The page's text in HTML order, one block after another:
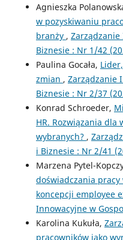
Agnieszka
w pozyskiwaniu
branży , Zarządzanie
Biznesie : Nr 1/42
Paulina Gocała,
zmian , Zarządzanie
Biznesie : Nr 2/37
Konrad Schroeder,
HR. Rozwiązania dla
wybranych? ,
i Biznesie : Nr 2/41
Marzena Pytel-
doświadczania
koncepcji employee
Innowacyjne w
Karolina Kukuła,
pracowników jako